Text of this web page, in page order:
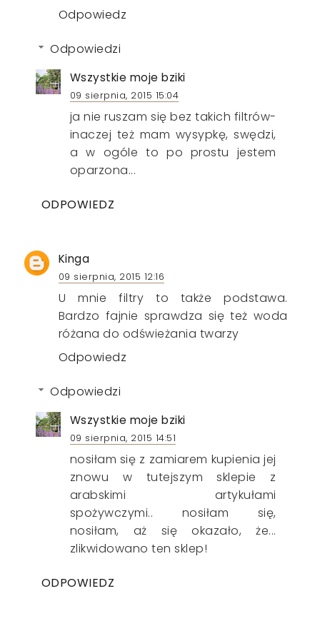
Odpowiedz
Odpowiedzi
Wszystkie moje bziki
09 sierpnia, 2015 15:04
ja nie ruszam się bez takich filtrów-
inaczej też mam wysypkę, swędzi,
a w ogóle to po prostu jestem
oparzona...
ODPOWIEDZ
Kinga
09 sierpnia, 2015 12:16
U mnie filtry to także podstawa.
Bardzo fajnie sprawdza się też woda
różana do odświeżania twarzy
Odpowiedz
Odpowiedzi
Wszystkie moje bziki
09 sierpnia, 2015 14:51
nosiłam się z zamiarem kupienia jej
znowu w tutejszym sklepie z
arabskimi artykułami
spożywczymi.. nosiłam się,
nosiłam, aż się okazało, że...
zlikwidowano ten sklep!
ODPOWIEDZ